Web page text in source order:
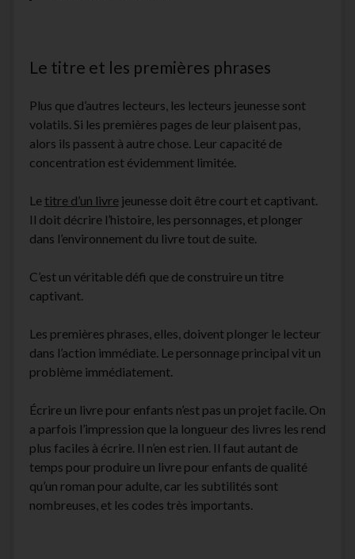
Le titre et les premières phrases
Plus que d’autres lecteurs, les lecteurs jeunesse sont
volatils. Si les premières pages de leur plaisent pas,
alors ils passent à autre chose. Leur capacité de
concentration est évidemment limitée.
Letitre d’un livrejeunesse doit être court et captivant.
Il doit décrire l’histoire, les personnages, et plonger
dans l’environnement du livre tout de suite.
C’est un véritable défi que de construire un titre
captivant.
Les premières phrases, elles, doivent plonger le lecteur
dans l’action immédiate. Le personnage principal vit un
problème immédiatement.
Écrire un livre pour enfants n’est pas un projet facile. On
a parfois l’impression que la longueur des livres les rend
plus faciles à écrire. Il n’en est rien. Il faut autant de
temps pour produire un livre pour enfants de qualité
qu’un roman pour adulte, car les subtilités sont
nombreuses, et les codes très importants.